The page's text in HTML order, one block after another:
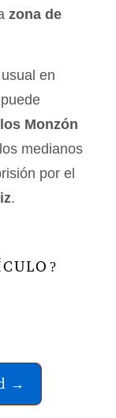
zona de
en
Monzón
medianos
por el
.
?
→